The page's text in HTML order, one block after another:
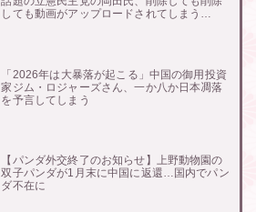
しても動画がアップロードされてしまう…
「2026年は大暴落が起こる」中国の御用投資
家ジム・ロジャーズさん、一か八か日本凋落
を予言してしまう
【パンダ外交終了のお知らせ】上野動物園の
双子パンダが1月末に中国に返還…国内でパン
ダ不在に